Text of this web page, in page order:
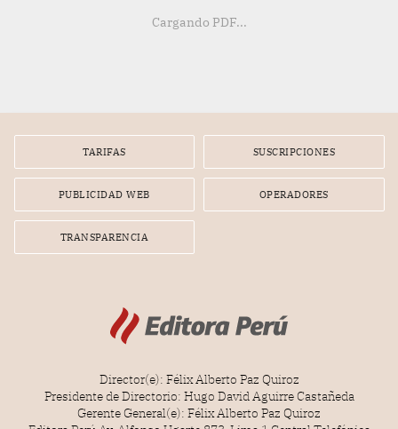
Cargando PDF...
TARIFAS SUSCRIPCIONES
PUBLICIDAD WEB OPERADORES
TRANSPARENCIA
Director(e): Félix Alberto Paz Quiroz
Presidente de Directorio: Hugo David Aguirre Castañeda
Gerente General(e): Félix Alberto Paz Quiroz